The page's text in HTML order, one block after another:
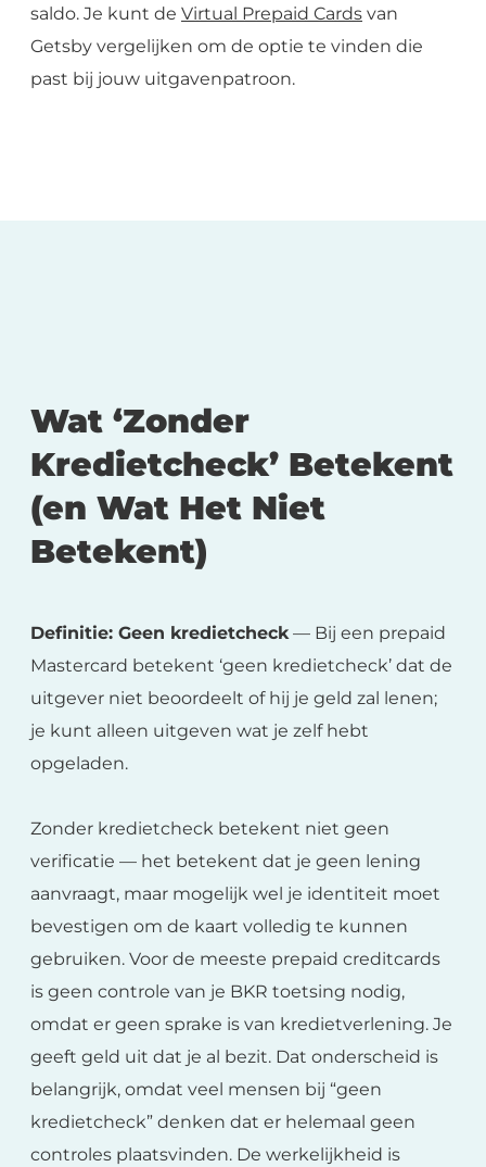
saldo. Je kunt de Virtual Prepaid Cards van
Getsby vergelijken om de optie te vinden die
past bij jouw uitgavenpatroon.
Wat ‘Zonder
Kredietcheck’ Betekent
(en Wat Het Niet
Betekent)
Definitie: Geen kredietcheck— Bij een prepaid
Mastercard betekent ‘geen kredietcheck’ dat de
uitgever niet beoordeelt of hij je geld zal lenen;
je kunt alleen uitgeven wat je zelf hebt
opgeladen.
Zonder kredietcheck betekent niet geen
verificatie — het betekent dat je geen lening
aanvraagt, maar mogelijk wel je identiteit moet
bevestigen om de kaart volledig te kunnen
gebruiken. Voor de meeste prepaid creditcards
is geen controle van je BKR toetsing nodig,
omdat er geen sprake is van kredietverlening. Je
geeft geld uit dat je al bezit. Dat onderscheid is
belangrijk, omdat veel mensen bij “geen
kredietcheck” denken dat er helemaal geen
controles plaatsvinden. De werkelijkheid is